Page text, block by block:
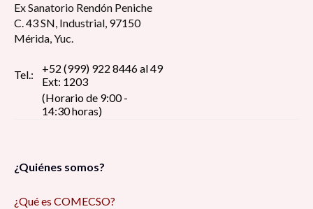
Ex Sanatorio Rendón Peniche
C. 43 SN, Industrial, 97150
Mérida, Yuc.
Tel.:
+52 (999) 922 8446 al 49
Ext: 1203
(Horario de 9:00 -
14:30 horas)
¿Quiénes somos?
¿Qué es COMECSO?